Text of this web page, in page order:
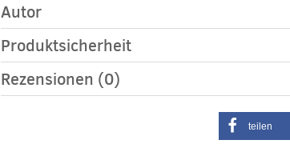
Autor
Produktsicherheit
Rezensionen (0)
teilen